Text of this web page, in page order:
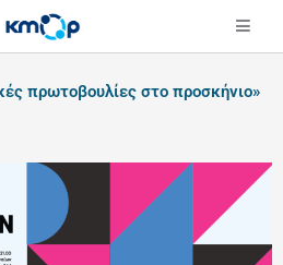
πρωτοβουλίες στο προσκήνιο»